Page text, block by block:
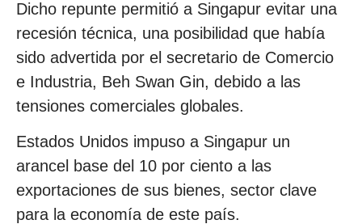
Dicho repunte permitió a Singapur evitar una
recesión técnica, una posibilidad que había
sido advertida por el secretario de Comercio
e Industria, Beh Swan Gin, debido a las
tensiones comerciales globales.
Estados Unidos impuso a Singapur un
arancel base del 10 por ciento a las
exportaciones de sus bienes, sector clave
para la economía de este país.